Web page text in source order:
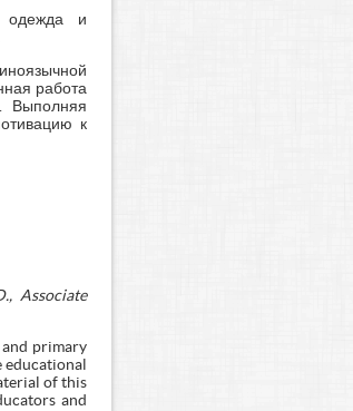
одежда и
работа
Выполняя
к
Associate
primary
educational
of this
and